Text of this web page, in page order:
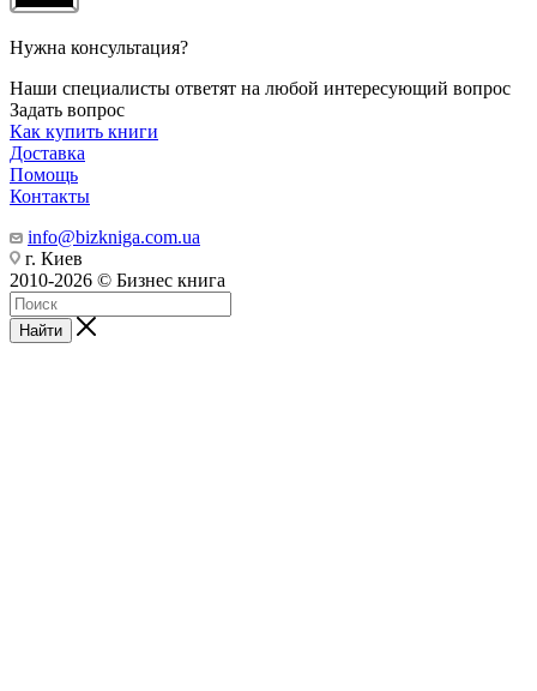
Нужна консультация?
Наши специалисты ответят на любой интересующий вопрос
Задать вопрос
Как купить книги
Доставка
Помощь
Контакты
info@bizkniga.com.ua
г. Киев
2010-2026 © Бизнес книга
Найти